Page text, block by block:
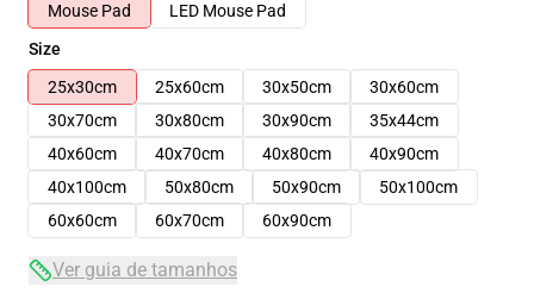
Mouse Pad
LED Mouse Pad
Size
25x30cm
25x60cm 30x50cm
30x60cm
30x70cm
30x80cm 30x90cm
35x44cm
40x60cm
40x70cm 40x80cm
40x90cm
40x100cm
50x80cm 50x90cm
50x100cm
60x60cm
60x70cm 60x90cm
Ver guia de tamanhos